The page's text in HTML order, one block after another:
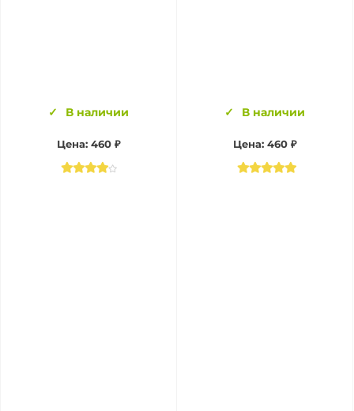
В наличии
Цена: 460 ₽
В наличии
Цена: 460 ₽